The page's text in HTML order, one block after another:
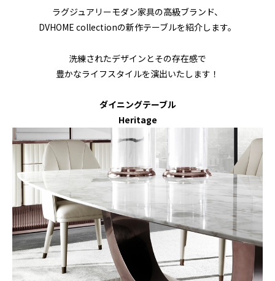
ラグジュアリーモダン家具の高級ブランド、
DVHOME collectionの新作テーブルを紹介します。
洗練されたデザインとその存在感で
豊かなライフスタイルを演出いたします！
ダイニングテーブル
Heritage